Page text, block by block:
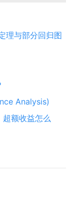
理与部分回归图
Analysis)
额收益怎么